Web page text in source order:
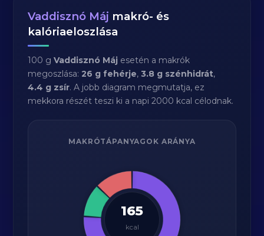
Vaddisznó Máj makró- és
kalóriaeloszlása
100 gVaddisznó Máj esetén a makrók
megoszlása:26 g fehérje,3.8 g szénhidrát,
4.4 g zsír. A jobb diagram megmutatja, ez
mekkora részét teszi ki a napi 2000 kcal célodnak.
MAKRÓTÁPANYAGOK ARÁNYA
165
kcal